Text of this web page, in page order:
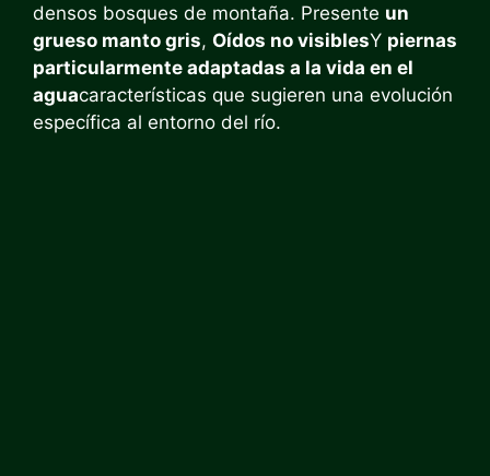
densos bosques de montaña. Presente un
grueso manto gris, Oídos no visiblesY piernas
particularmente adaptadas a la vida en el
aguacaracterísticas que sugieren una evolución
específica al entorno del río.